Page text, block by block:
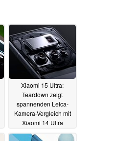
Xiaomi 15 Ultra:
Teardown zeigt
spannenden Leica-
Kamera-Vergleich mit
Xiaomi 14 Ultra
28.02.2025